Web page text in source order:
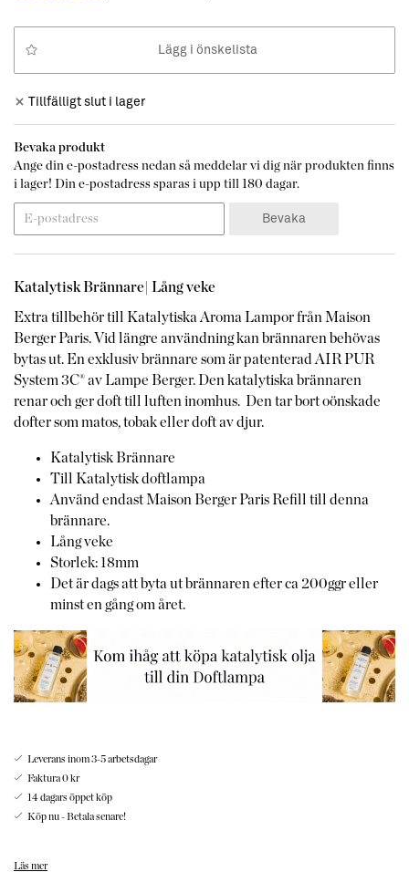
Lägg i önskelista
Tillfälligt slut i lager
Bevaka produkt
Ange din e-postadress nedan så meddelar vi dig när produkten finns
i lager! Din e-postadress sparas i upp till 180 dagar.
Bevaka
Katalytisk Brännare| Lång veke
Extra tillbehör till Katalytiska Aroma Lampor från Maison
Berger Paris. Vid längre användning kan brännaren behövas
bytas ut. En exklusiv brännare som är patenterad AIR PUR
System 3C® av Lampe Berger. Den katalytiska brännaren
renar och ger doft till luften inomhus. Den tar bort oönskade
dofter som matos, tobak eller doft av djur.
Katalytisk Brännare
Till Katalytisk doftlampa
Använd endast Maison Berger Paris Refill till denna
brännare.
Lång veke
Storlek: 18mm
Det är dags att byta ut brännaren efter ca 200ggr eller
minst en gång om året.
Leverans inom 3-5 arbetsdagar
Faktura 0 kr
14 dagars öppet köp
Köp nu - Betala senare!
Fördelarna med en katalytisk brännare är en effektiv spridning
Läs mer